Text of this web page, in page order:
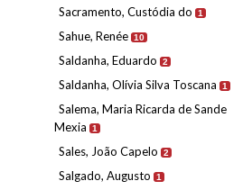
Sacramento, Custódia do 1
Sahue, Renée 10
Saldanha, Eduardo 2
Saldanha, Olívia Silva Toscana 1
Salema, Maria Ricarda de Sande
Mexia
1
Sales, João Capelo 2
Salgado, Augusto 1